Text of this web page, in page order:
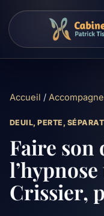
Accueil /
DEUIL, PERTE,
Faire son
Crissier,